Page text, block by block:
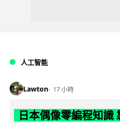
人工智能
Lawton 17 小時
日本偶像零編程知識